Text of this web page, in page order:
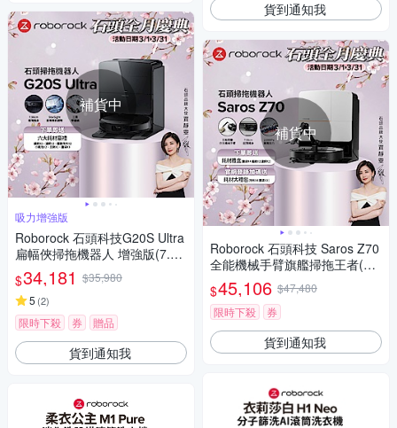
補貨中
吸力增強版
Roborock 石頭科技G20S Ultra
扁幅俠掃拖機器人 增強版(7.98
超薄/星陣導航/零纏繞/底盤升
降/恆濕拖地/80度熱水洗/22000
PA)
$34,181 $35,980
5 (2)
限時下殺 券 贈品
貨到通知我
貨到通知我
補貨中
Roborock 石頭科技 Saros Z70
全能機械手臂旗艦掃拖王者(機
械手臂/零纏繞/22000Pa/7.98
超薄/80度熱洗)
$45,106 $47,480
限時下殺
券
貨到通知我